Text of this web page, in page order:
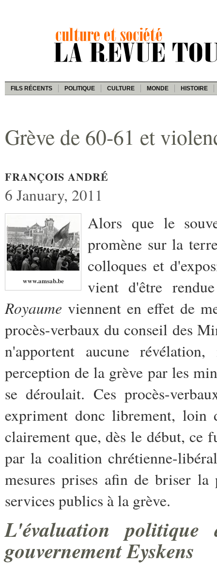
FILS RÉCENTS POLITIQUE CULTURE MONDE HISTOIRE
Grève de 60-61 et
FRANÇOIS ANDRÉ
6 January, 2011
www.amsab.be
Alors que le
promène sur la
colloques et
vient d'être
Royaume viennent en effet de
procès-verbaux du conseil des
n'apportent aucune
perception de la grève par les
se déroulait. Ces procès-
expriment donc librement,
clairement que, dès le début, ce
par la coalition chrétienne-
mesures prises afin de briser
services publics à la grève.
L'évaluation
gouvernement Eyskens